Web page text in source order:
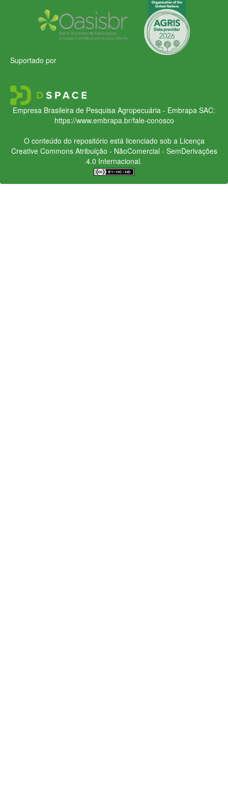
Suportado por
Empresa Brasileira de Pesquisa Agropecuária - Embrapa SAC:
https://www.embrapa.br/fale-conosco
O conteúdo do repositório está licenciado sob a Licença
Creative CommonsAtribuição - NãoComercial - SemDerivações
4.0 Internacional.